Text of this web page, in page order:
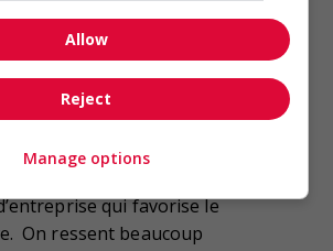
pour ses membres et
attention règne à l’interne.
tout débuts, les
et les collègues se
qui favorise le
On ressent beaucoup
Allow
Reject
Manage options